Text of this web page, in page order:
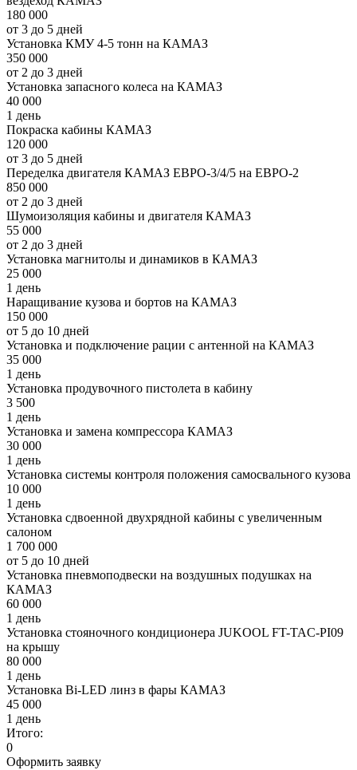
180 000
от 3 до 5 дней
Установка КМУ 4-5 тонн на КАМАЗ
350 000
от 2 до 3 дней
Установка запасного колеса на КАМАЗ
40 000
1 день
Покраска кабины КАМАЗ
120 000
от 3 до 5 дней
Переделка двигателя КАМАЗ ЕВРО-3/4/5 на ЕВРО-2
850 000
от 2 до 3 дней
Шумоизоляция кабины и двигателя КАМАЗ
55 000
от 2 до 3 дней
Установка магнитолы и динамиков в КАМАЗ
25 000
1 день
Наращивание кузова и бортов на КАМАЗ
150 000
от 5 до 10 дней
Установка и подключение рации с антенной на КАМАЗ
35 000
1 день
Установка продувочного пистолета в кабину
3 500
1 день
Установка и замена компрессора КАМАЗ
30 000
1 день
Установка системы контроля положения самосвального кузова
10 000
1 день
Установка сдвоенной двухрядной кабины с увеличенным
салоном
1 700 000
от 5 до 10 дней
Установка пневмоподвески на воздушных подушках на
КАМАЗ
60 000
1 день
Установка стояночного кондиционера JUKOOL FT-TAC-PI09
на крышу
80 000
1 день
Установка Bi-LED линз в фары КАМАЗ
45 000
1 день
Итого:
0
Оформить заявку